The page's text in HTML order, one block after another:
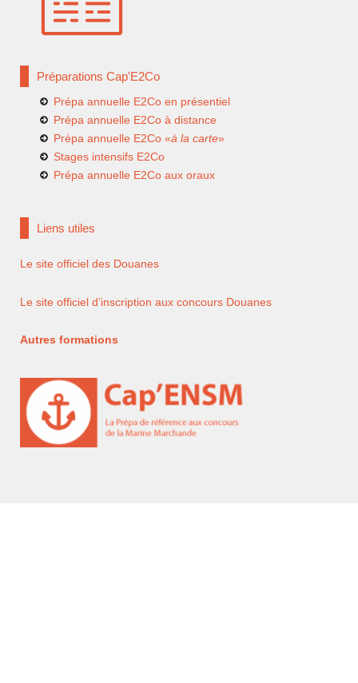
Préparations Cap'E2Co
Prépa annuelle E2Co en présentiel
Prépa annuelle E2Co à distance
Prépa annuelle E2Co «à la carte»
Stages intensifs E2Co
Prépa annuelle E2Co aux oraux
Liens utiles
Le site officiel des Douanes
Le site officiel d’inscription aux concours Douanes
Autres formations